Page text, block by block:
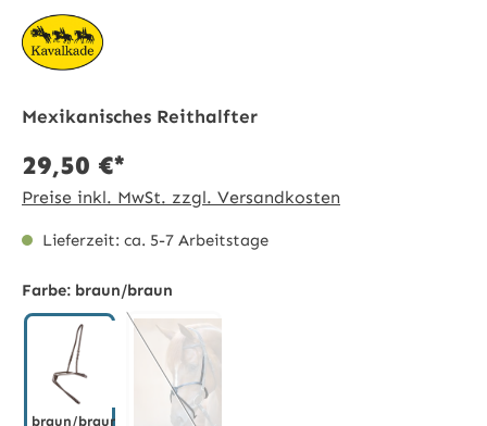
Mexikanisches Reithalfter
29,50 €*
Preise inkl. MwSt. zzgl. Versandkosten
Lieferzeit: ca. 5-7 Arbeitstage
Farbe: braun/braun
braun/braun